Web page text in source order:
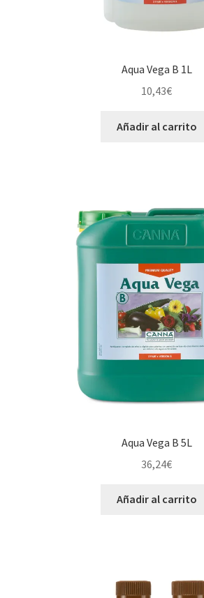
Aqua Vega B 1L
10,43€
Añadir al carrito
Aqua Vega B 5L
36,24€
Añadir al carrito